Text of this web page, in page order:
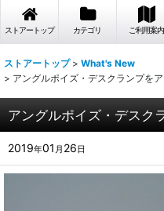
ストアートップ カテゴリ ご利用案内
ストアートップ > What's New
> アングルポイズ・デスクランプをア
アングルポイズ・デスク
2019年01 月 26 日